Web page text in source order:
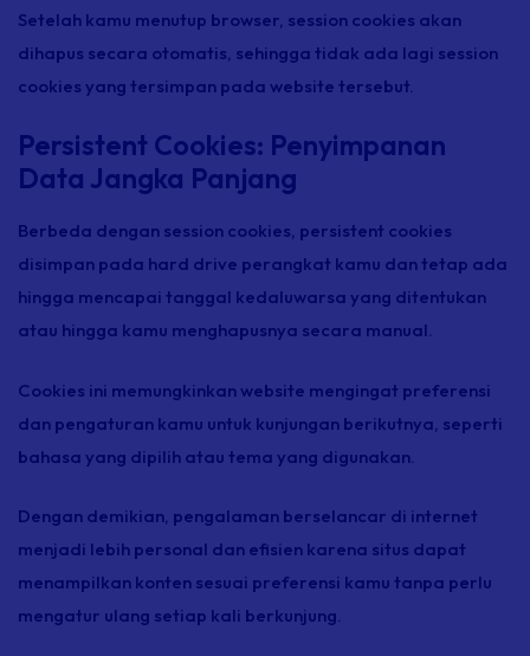
Setelah kamu menutup browser, session cookies akan
dihapus secara otomatis, sehingga tidak ada lagi session
cookies yang tersimpan pada website tersebut.
Persistent Cookies: Penyimpanan
Data Jangka Panjang
Berbeda dengan session cookies, persistent cookies
disimpan pada hard drive perangkat kamu dan tetap ada
hingga mencapai tanggal kedaluwarsa yang ditentukan
atau hingga kamu menghapusnya secara manual.
Cookies ini memungkinkan website mengingat preferensi
dan pengaturan kamu untuk kunjungan berikutnya, seperti
bahasa yang dipilih atau tema yang digunakan.
Dengan demikian, pengalaman berselancar di internet
menjadi lebih personal dan efisien karena situs dapat
menampilkan konten sesuai preferensi kamu tanpa perlu
mengatur ulang setiap kali berkunjung.